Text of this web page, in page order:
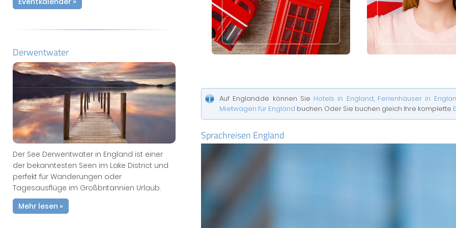
Derwentwater
Der See Derwentwater in England ist einer
der bekanntesten Seen im Lake District und
perfekt für Wanderungen oder
Tagesausflüge im Großbritannien Urlaub.
Mehr lesen »
Auf England.de können Sie Hotels in England, Ferienhäuser in
Mietwagen für England buchen. Oder Sie buchen gleich Ihre komplette
Sprachreisen England